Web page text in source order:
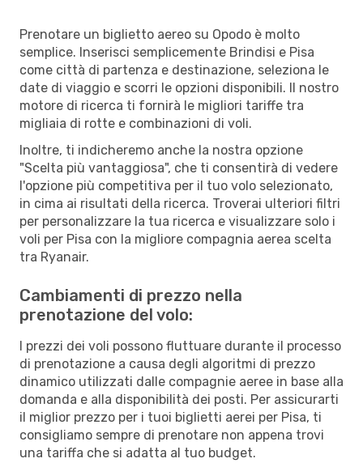
Prenotare un biglietto aereo su Opodo è molto
semplice. Inserisci semplicemente Brindisi e Pisa
come città di partenza e destinazione, seleziona le
date di viaggio e scorri le opzioni disponibili. Il nostro
motore di ricerca ti fornirà le migliori tariffe tra
migliaia di rotte e combinazioni di voli.
Inoltre, ti indicheremo anche la nostra opzione
"Scelta più vantaggiosa", che ti consentirà di vedere
l'opzione più competitiva per il tuo volo selezionato,
in cima ai risultati della ricerca. Troverai ulteriori filtri
per personalizzare la tua ricerca e visualizzare solo i
voli per Pisa con la migliore compagnia aerea scelta
tra Ryanair.
Cambiamenti di prezzo nella
prenotazione del volo:
I prezzi dei voli possono fluttuare durante il processo
di prenotazione a causa degli algoritmi di prezzo
dinamico utilizzati dalle compagnie aeree in base alla
domanda e alla disponibilità dei posti. Per assicurarti
il miglior prezzo per i tuoi biglietti aerei per Pisa, ti
consigliamo sempre di prenotare non appena trovi
una tariffa che si adatta al tuo budget.